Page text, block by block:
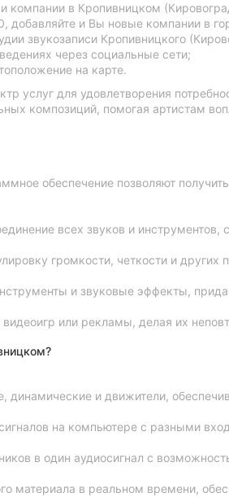
компании в Кропивницком
и Вы новые компании в
звукозаписи Кропивницкого
через социальные сети;
на карте.
услуг для удовлетворения
композиций, помогая артистам
обеспечение позволяют
всех звуков и инструментов,
громкости, четкости и других
и звуковые эффекты,
или рекламы, делая их
и движители,
на компьютере с разными
в один аудиосигнал с
материала в реальном времени,